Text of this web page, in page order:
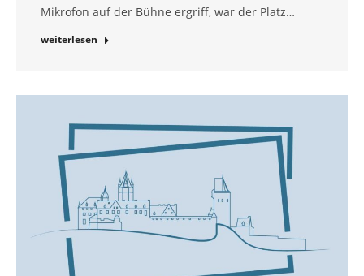
Mikrofon auf der Bühne ergriff, war der Platz…
weiterlesen